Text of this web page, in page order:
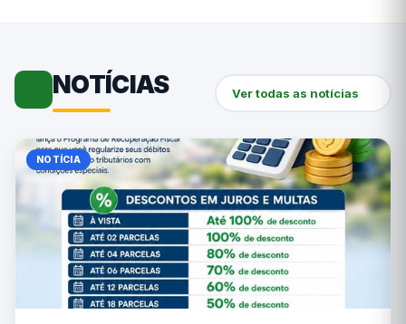
NOTÍCIAS Ver todas as notícias
NOTÍCIA